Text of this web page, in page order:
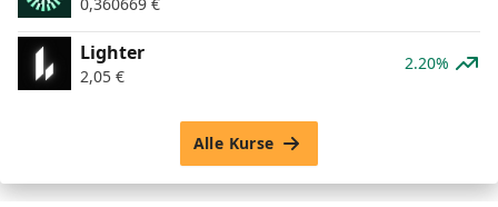
Lighter
2,05 €
2.20%
Alle Kurse